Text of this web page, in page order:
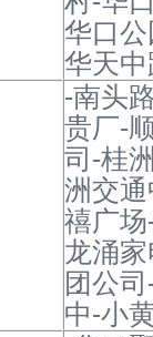
华口
华天
-南头
贵厂-
司-桂
洲交
禧广
龙涌
团公
中-小